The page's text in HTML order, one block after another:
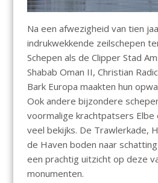
Na een afwezigheid van tien
indrukwekkende zeilschepen
Schepen als de Clipper Stad
Shabab Oman II, Christian
Bark Europa maakten hun
Ook andere bijzondere
voormalige krachtpatsers Elbe
veel bekijks. De Trawlerkade,
de Haven boden naar
een prachtig uitzicht op deze
monumenten.